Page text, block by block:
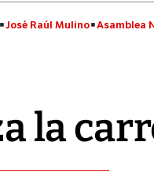
José Raúl Mulino Asamblea
la